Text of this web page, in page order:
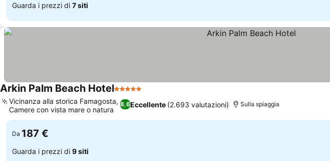
Guarda i prezzi di 7 siti
Arkin Palm Beach Hotel5 Stelle
8,6Eccellente (2.693 valutazioni)
Vicinanza alla storica Famagosta,
Camere con vista mare o natura
Sulla spiaggia
Da 187 €
Guarda i prezzi di 9 siti